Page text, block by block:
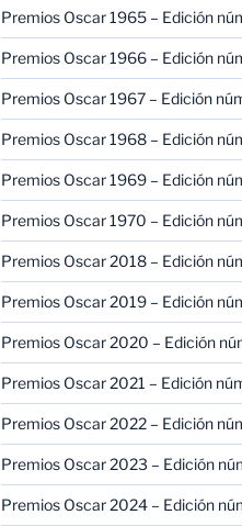
Premios Oscar 1965 – Edición
Premios Oscar 1966 – Edición
Premios Oscar 1967 – Edición
Premios Oscar 1968 – Edición
Premios Oscar 1969 – Edición
Premios Oscar 1970 – Edición
Premios Oscar 2018 – Edición
Premios Oscar 2019 – Edición
Premios Oscar 2020 – Edición
Premios Oscar 2021 – Edición
Premios Oscar 2022 – Edición
Premios Oscar 2023 – Edición
Premios Oscar 2024 – Edición